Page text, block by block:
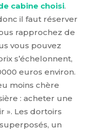
cabine choisi.
il faut réserver
rapprochez de
vous pouvez
s’échelonnent,
euros environ.
moins chère
: acheter une
». Les dortoirs
un